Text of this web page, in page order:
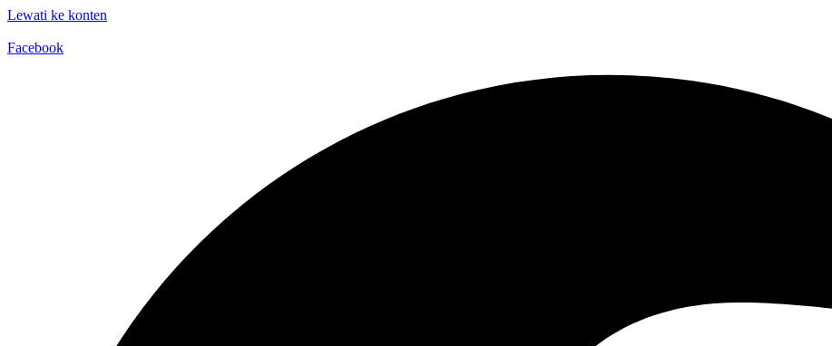
Lewati ke konten
Facebook